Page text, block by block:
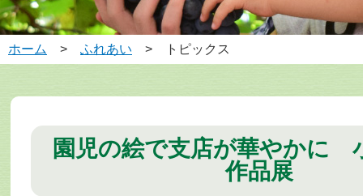
ホーム > ふれあい > トピックス
園児の絵で支店が華やかに
作品展